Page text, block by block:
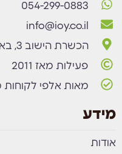
054-299-0883
info@ioy.co.il
הכשרת הישוב 3, באר שבע
פעילות מאז 2011
מאות אלפי לקוחות
מידע
אודות